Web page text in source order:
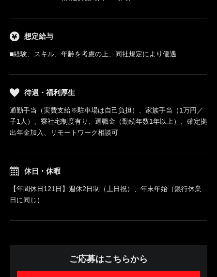
想定給与
■経験、スキル、年齢を考慮の上、同社規定により優遇
待遇・福利厚生
通勤手当（実費支給※駐車場は自己負担）、家族手当（1万円／
子1人）、寮社宅制度有り、退職金（勤続年数1年以上）、確定拠
出年金加入、リモートワーク相談可
休日・休暇
【年間休日121日】週休2日制（土日祝）、年末年始（銀行休業
日に同じ）
ご応募はこちらから